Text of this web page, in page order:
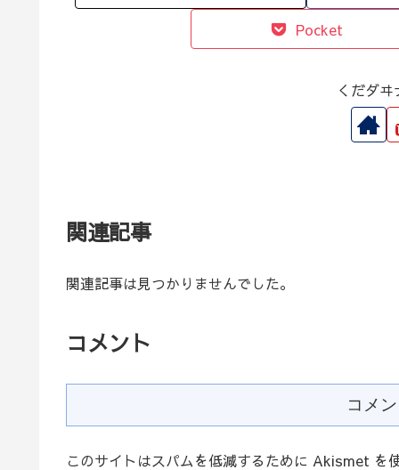
Pocket
くだダヰ
関連記事
関連記事は見つかりませんでした。
コメント
コメ
このサイトはスパムを低減するために Akismet を